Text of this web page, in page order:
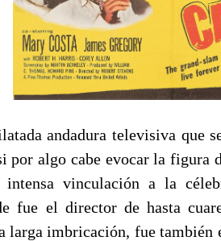
andadura televisiva que
por algo cabe evocar la figura
intensa vinculación a la
fue el director de hasta
larga imbricación, fue también